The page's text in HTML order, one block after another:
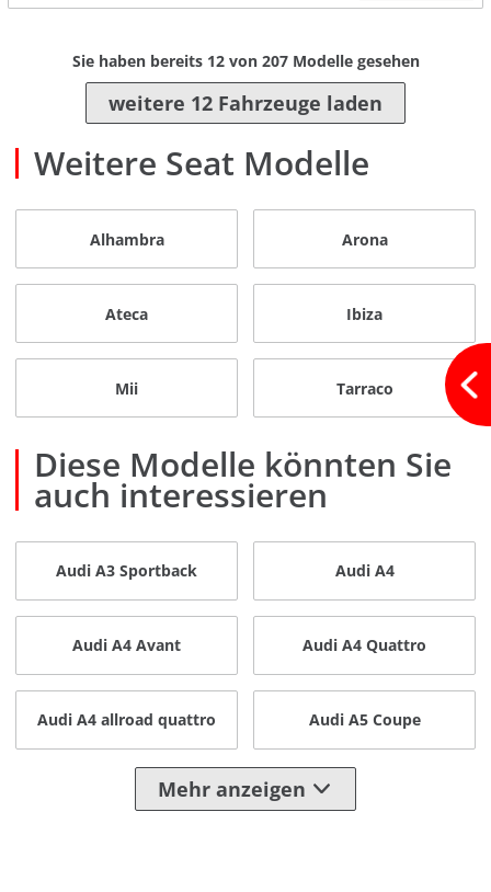
Sie haben bereits 12von 207Modelle gesehen
weitere 12 Fahrzeuge laden
Weitere Seat Modelle
Alhambra Arona
Ateca Ibiza
Mii Tarraco
Diese Modelle könnten Sie
auch interessieren
Audi A3 Sportback Audi A4
Audi A4 Avant Audi A4 Quattro
Audi A4 allroad quattro Audi A5 Coupe
Mehr anzeigen